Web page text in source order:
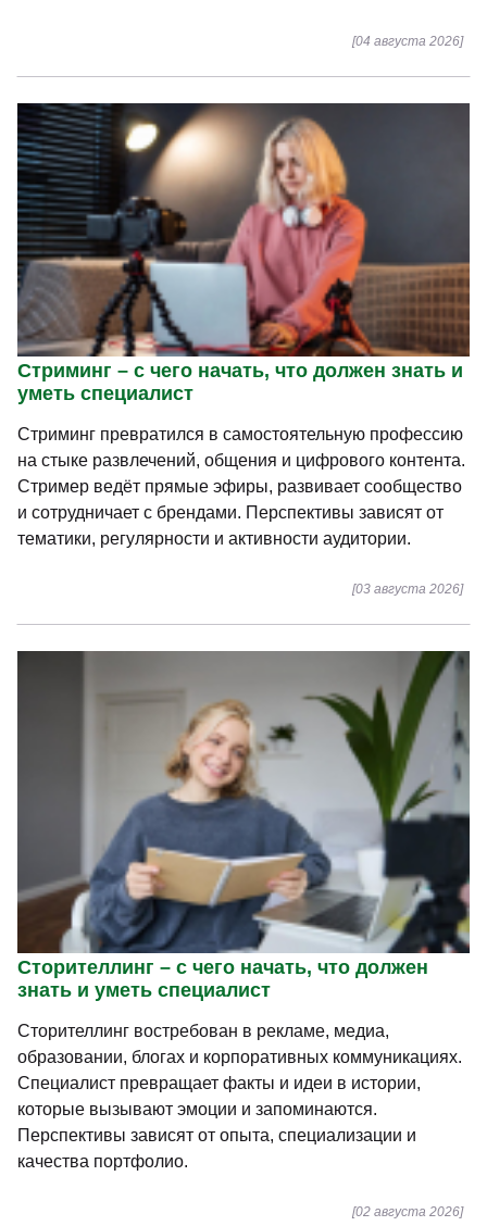
[04 августа 2026]
Стриминг – с чего начать, что должен знать и
уметь специалист
Стриминг превратился в самостоятельную профессию
на стыке развлечений, общения и цифрового контента.
Стример ведёт прямые эфиры, развивает сообщество
и сотрудничает с брендами. Перспективы зависят от
тематики, регулярности и активности аудитории.
[03 августа 2026]
Сторителлинг – с чего начать, что должен
знать и уметь специалист
Сторителлинг востребован в рекламе, медиа,
образовании, блогах и корпоративных коммуникациях.
Специалист превращает факты и идеи в истории,
которые вызывают эмоции и запоминаются.
Перспективы зависят от опыта, специализации и
качества портфолио.
[02 августа 2026]